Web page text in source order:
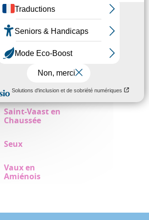
Querrieu
Saint-Vaast en
Chaussée
Seux
Vaux en
Amiénois